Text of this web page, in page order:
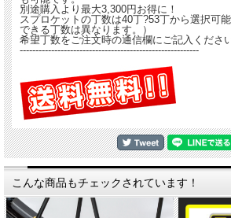
別途購入より最大3,300円お得に！
スプロケットの丁数は40丁?53丁から選択可
できる丁数は異なります。）
希望丁数をご注文時の通信欄にご記入ください
---------------------------------------------------------
こんな商品もチェックされています！